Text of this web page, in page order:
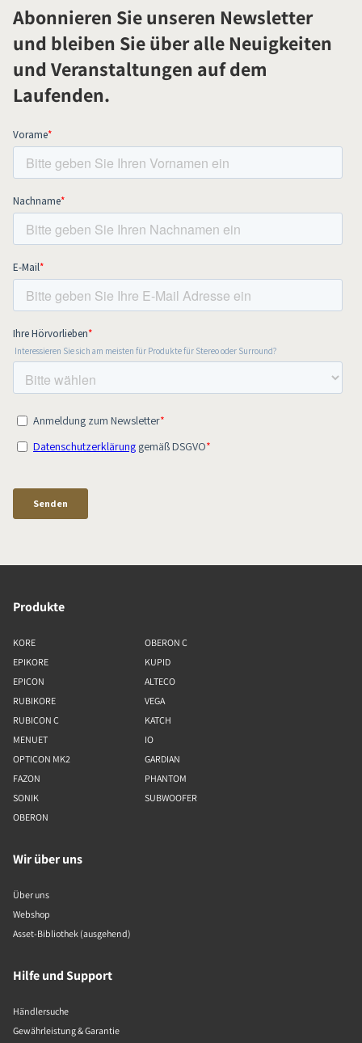
Abonnieren Sie unseren Newsletter
und bleiben Sie über alle Neuigkeiten
und Veranstaltungen auf dem
Laufenden.
Produkte
KORE
EPIKORE
EPICON
RUBIKORE
RUBICON C
MENUET
OPTICON MK2
FAZON
SONIK
OBERON
OBERON C
KUPID
ALTECO
VEGA
KATCH
IO
GARDIAN
PHANTOM
SUBWOOFER
Wir über uns
Über uns
Webshop
Asset-Bibliothek (ausgehend)
Hilfe und Support
Händlersuche
Gewährleistung & Garantie